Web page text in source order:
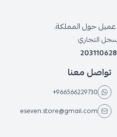
التجاري
تواصل معنا
+966566229730
eseven.store@gmail.com